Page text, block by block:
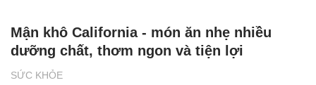
SỨC KHỎE
Mận khô California - món ăn nhẹ nhiều
dưỡng chất, thơm ngon và tiện lợi